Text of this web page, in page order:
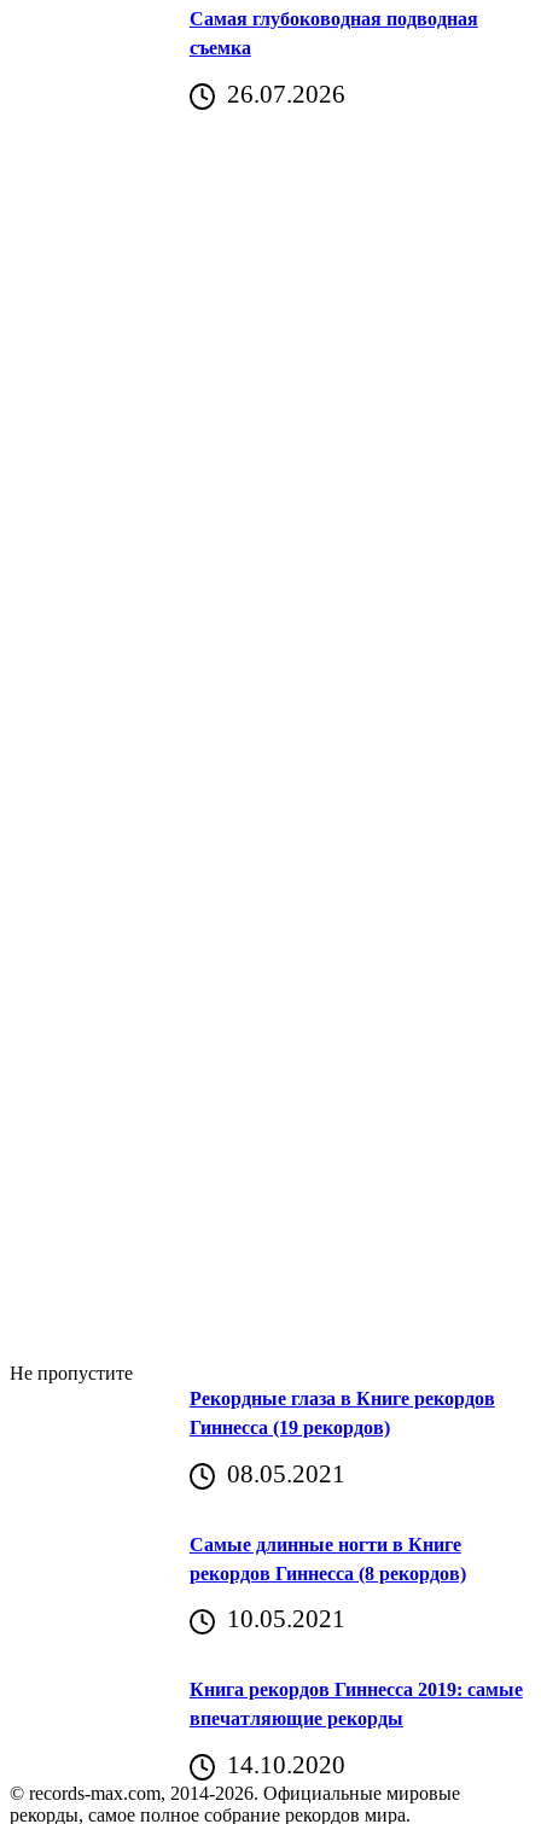
Самая глубоководная подводная
съемка
26.07.2026
Не пропустите
Рекордные глаза в Книге рекордов
Гиннесса (19 рекордов)
08.05.2021
Самые длинные ногти в Книге
рекордов Гиннесса (8 рекордов)
10.05.2021
Книга рекордов Гиннесса 2019: самые
впечатляющие рекорды
14.10.2020
© records-max.com, 2014-2026. Официальные мировые
рекорды, самое полное собрание рекордов мира.